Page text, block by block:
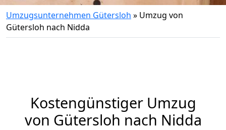
Umzugsunternehmen Gütersloh » Umzug von
Gütersloh nach Nidda
Kostengünstiger Umzug
von Gütersloh nach Nidda